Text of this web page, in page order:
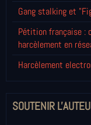
Gang stalking et
Pétition française :
harcèlement en
Harcèlement
SOUTENIR